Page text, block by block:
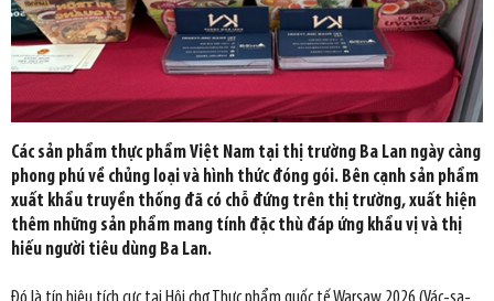
Các sản phẩm thực phẩm Việt Nam tại thị trường Ba Lan ngày càng
phong phú về chủng loại và hình thức đóng gói. Bên cạnh sản phẩm
xuất khẩu truyền thống đã có chỗ đứng trên thị trường, xuất hiện
thêm những sản phẩm mang tính đặc thù đáp ứng khẩu vị và thị
hiếu người tiêu dùng Ba Lan.